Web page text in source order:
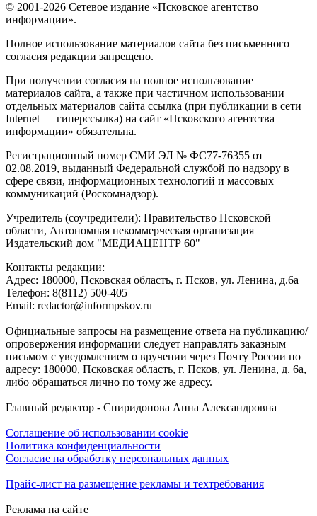
© 2001-2026 Сетевое издание «Псковское агентство
информации».
Полное использование материалов сайта без письменного
согласия редакции запрещено.
При получении согласия на полное использование
материалов сайта, а также при частичном использовании
отдельных материалов сайта ссылка (при публикации в сети
Internet — гиперссылка) на сайт «Псковского агентства
информации» обязательна.
Регистрационный номер СМИ ЭЛ № ФС77-76355 от
02.08.2019, выданный Федеральной службой по надзору в
сфере связи, информационных технологий и массовых
коммуникаций (Роскомнадзор).
Учредитель (соучредители): Правительство Псковской
области, Автономная некоммерческая организация
Издательский дом "МЕДИАЦЕНТР 60"
Контакты редакции:
Адреc: 180000, Псковская область, г. Псков, ул. Ленина, д.6а
Телефон: 8(8112) 500-405
Email: redactor@informpskov.ru
Официальные запросы на размещение ответа на публикацию/
опровержения информации следует направлять заказным
письмом с уведомлением о вручении через Почту России по
адресу: 180000, Псковская область, г. Псков, ул. Ленина, д. 6а,
либо обращаться лично по тому же адресу.
Главный редактор - Спиридонова Анна Александровна
Соглашение об использовании cookie
Политика конфиденциальности
Согласие на обработку персональных данных
Прайс-лист на размещение рекламы и техтребования
Реклама на сайте